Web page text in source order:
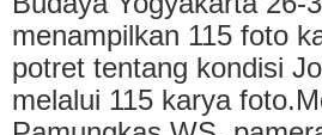
menampilkan 115 foto
potret tentang kondisi
melalui 115 karya